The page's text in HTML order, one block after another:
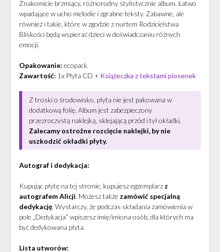
Znakomicie brzmiący, różnorodny stylistycznie album. Łatwo
wpadające w ucho melodie i zgrabne teksty. Zabawne, ale
również i takie, które w zgodzie z nurtem Rodzicielstwa
Bliskości będą wspierać dzieci w doświadczaniu różnych
emocji.
Opakowanie: ecopack
Zawartość: 1x Płyta CD + Książeczka z tekstami piosenek
Z troski o środowisko, płyta nie jest pakowana w
dodatkową folię. Album jest zabezpieczony
przezroczystą naklejką, sklejającą przód i tył okładki.
Zalecamy ostrożne rozcięcie naklejki, by nie
uszkodzić okładki płyty.
Autograf i dedykacja:
Kupując płytę na tej stronie, kupujesz egzemplarz z
autografem Alicji. Możesz także zamówić specjalną
dedykację. Wystarczy, że podczas składania zamówienia w
pole „Dedykacja” wpiszesz imię/imiona osób, dla których ma
być dedykowana płyta.
Lista utworów: